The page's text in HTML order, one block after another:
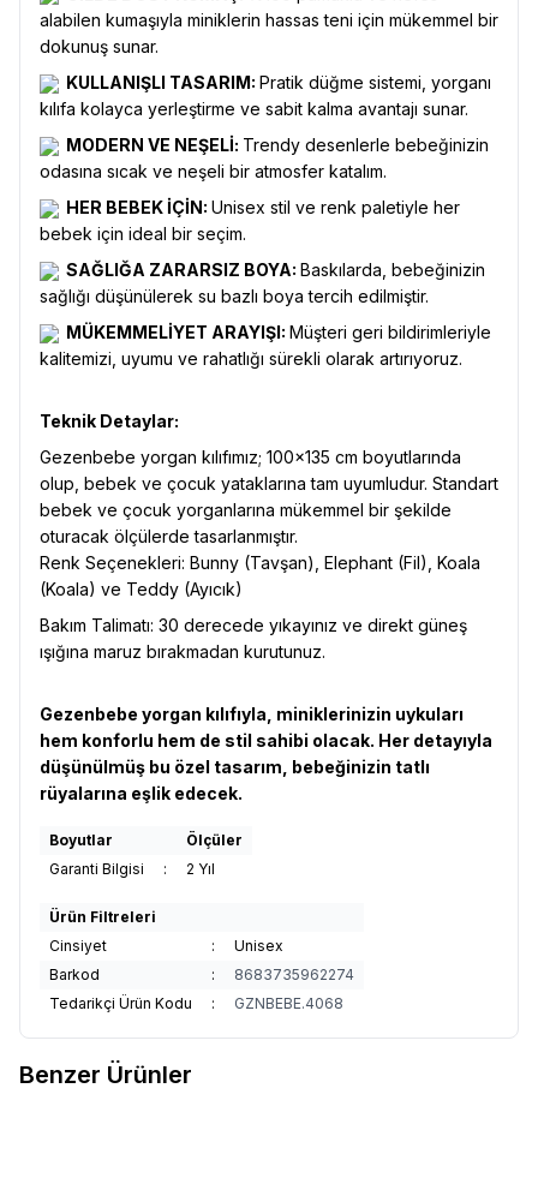
alabilen kumaşıyla miniklerin hassas teni için mükemmel bir
dokunuş sunar.
KULLANIŞLI TASARIM: Pratik düğme sistemi, yorganı
kılıfa kolayca yerleştirme ve sabit kalma avantajı sunar.
MODERN VE NEŞELİ: Trendy desenlerle bebeğinizin
odasına sıcak ve neşeli bir atmosfer katalım.
HER BEBEK İÇİN: Unisex stil ve renk paletiyle her
bebek için ideal bir seçim.
SAĞLIĞA ZARARSIZ BOYA: Baskılarda, bebeğinizin
sağlığı düşünülerek su bazlı boya tercih edilmiştir.
MÜKEMMELİYET ARAYIŞI: Müşteri geri bildirimleriyle
kalitemizi, uyumu ve rahatlığı sürekli olarak artırıyoruz.
Teknik Detaylar:
Gezenbebe yorgan kılıfımız; 100x135 cm boyutlarında
olup, bebek ve çocuk yataklarına tam uyumludur. Standart
bebek ve çocuk yorganlarına mükemmel bir şekilde
oturacak ölçülerde tasarlanmıştır.
Renk Seçenekleri: Bunny (Tavşan), Elephant (Fil), Koala
(Koala) ve Teddy (Ayıcık)
Bakım Talimatı: 30 derecede yıkayınız ve direkt güneş
ışığına maruz bırakmadan kurutunuz.
Gezenbebe yorgan kılıfıyla, miniklerinizin uykuları
hem konforlu hem de stil sahibi olacak. Her detayıyla
düşünülmüş bu özel tasarım, bebeğinizin tatlı
rüyalarına eşlik edecek.
Boyutlar
Ölçüler
Garanti Bilgisi
: 2 Yıl
Ürün Filtreleri
Cinsiyet
:
Unisex
Barkod
:
8683735962274
Tedarikçi Ürün Kodu
: GZNBEBE.4068
Benzer Ürünler